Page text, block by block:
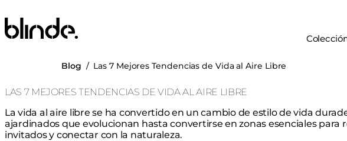
Blinde Design
Blog / Las 7 Mejores Tendencias de Vida al Aire Libre
LAS 7 MEJORES TENDENCIAS DE VIDA AL AIRE LIBRE
La vida al aire libre se ha convertido en un cambio de estilo de vida
ajardinados que evolucionan hasta convertirse en zonas esenciales para
invitados y conectar con la naturaleza.